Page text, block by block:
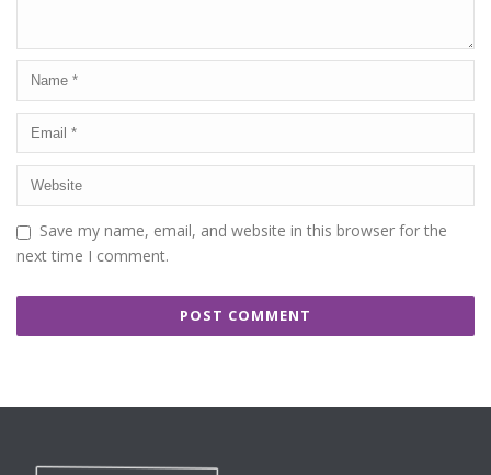
Save my name, email, and website in this browser for the
next time I comment.